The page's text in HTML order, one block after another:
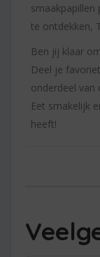
te ontdekken,
Ben jij klaar
Deel je
onderdeel van
Eet smakelijk
heeft!